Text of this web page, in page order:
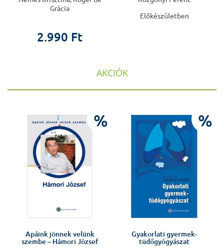
Gràcia
2.990 Ft
Előkészületben
AKCIÓK
%
Apáink jönnek velünk
szembe – Hámori József
%
Gyakorlati gyermek-
tüdőgyógyászat